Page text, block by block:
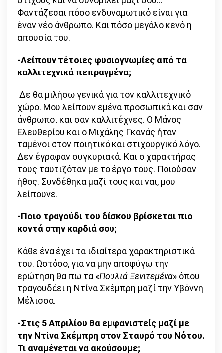
Φαντάζεσαι πόσο ενδυναμωτικό είναι για
έναν νέο άνθρωπο. Και πόσο μεγάλο κενό η
απουσία του.
-Λείπουν τέτοιες φυσιογνωμίες από τα
καλλιτεχνικά πεπραγμένα;
Δε θα μιλήσω γενικά για τον καλλιτεχνικό
χώρο. Μου λείπουν εμένα προσωπικά και σαν
άνθρωποι και σαν καλλιτέχνες. Ο Μάνος
Ελευθερίου και ο Μιχάλης Γκανάς ήταν
ταμένοι στον ποιητικό και στιχουργικό λόγο.
Δεν έγραφαν συγκυριακά. Και ο χαρακτήρας
τους ταυτιζόταν με το έργο τους. Ποιούσαν
ήθος. Συνδέθηκα μαζί τους και ναι, μου
λείπουνε.
-Ποιο τραγούδι του δίσκου βρίσκεται πιο
κοντά στην καρδιά σου;
Κάθε ένα έχει τα ιδιαίτερα χαρακτηριστικά
του. Ωστόσο, για να μην αποφύγω την
ερώτηση θα πω τα «Πουλιά Ξενιτεμένα» όπου
τραγουδάει η Ντίνα Σκέμπρη μαζί την Υβόννη
Μέλισσα.
-Στις 5 Απριλίου θα εμφανιστείς μαζί με
την Ντίνα Σκέμπρη στον Σταυρό του Νότου.
Τι αναμένεται να ακούσουμε;